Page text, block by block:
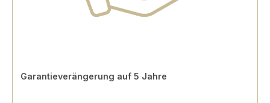
Garantieverängerung auf 5 Jahre